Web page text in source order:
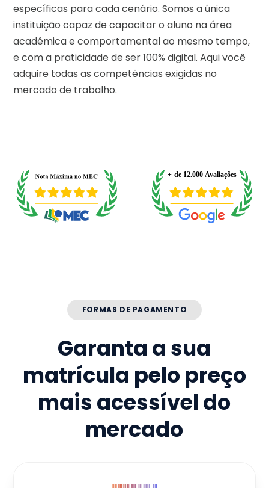
específicas para cada cenário. Somos a única
instituição capaz de capacitar o aluno na área
acadêmica e comportamental ao mesmo tempo,
e com a praticidade de ser 100% digital. Aqui você
adquire todas as competências exigidas no
mercado de trabalho.
FORMAS DE PAGAMENTO
Garanta a sua
matrícula pelo preço
mais acessível do
mercado